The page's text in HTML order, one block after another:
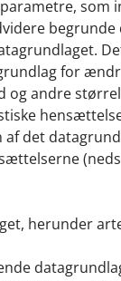
som
for
og andre
det
herunder